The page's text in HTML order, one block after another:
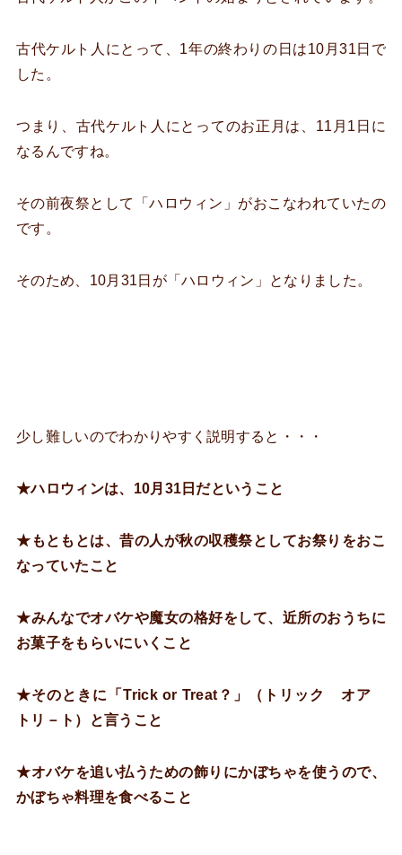
古代ケルト人にとって、1年の終わりの日は10月31日で
した。
つまり、古代ケルト人にとってのお正月は、11月1日に
なるんですね。
その前夜祭として「ハロウィン」がおこなわれていたの
です。
そのため、10月31日が「ハロウィン」となりました。
少し難しいのでわかりやすく説明すると・・・
★ハロウィンは、10月31日だということ
★ もともとは、昔の人が秋の収穫祭としてお祭りをおこ
なっていたこと
★みんなでオバケや魔女の格好をして、近所のおうちに
お菓子をもらいにいくこと
★そのときに「Trick or Treat？」（トリック オア
トリ－ト）と言うこと
★オバケを追い払うための飾りにかぼちゃを使うので、
かぼちゃ料理を食べること